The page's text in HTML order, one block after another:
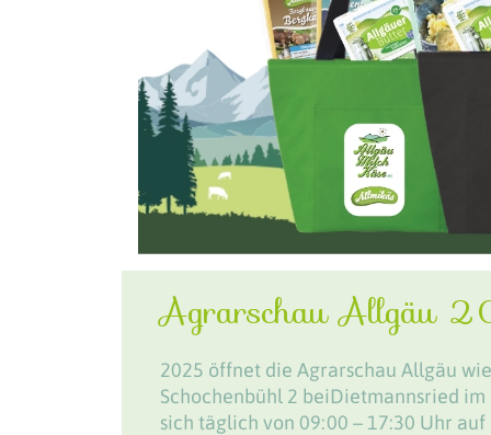
Agrarschau Allgäu
2025 öffnet die Agrarschau Allgäu
Schochenbühl 2 beiDietmannsried
sich täglich von 09:00 – 17:30 Uhr